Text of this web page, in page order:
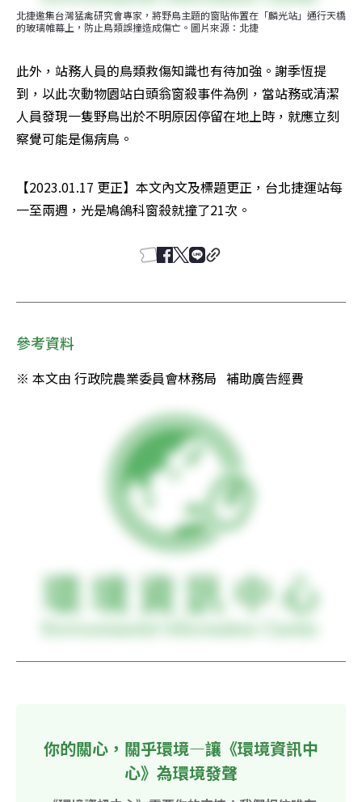
北捷邀集台灣猛禽研究會專家，將野鳥主題的窗貼佈置在「麟光站」通行天橋
的玻璃帷幕上，防止鳥類誤撞造成傷亡。圖片來源：北捷
此外，站務人員的鳥類救傷知識也有待加強。謝季恆提
到，以此次動物園站白頭翁窗殺事件為例，當站務或清潔
人員發現一隻野鳥出於不明原因停留在地上時，就應立刻
察覺可能是傷病鳥。
【2023.01.17 更正】本文內文及標題更正，台北捷運站每
一至兩週，光是鳩鴿科窗殺就撞了21次。
參考資料
※ 本文由 行政院農業委員會林務局   補助廣告經費
你的關心，關乎環境—讓《環境資訊中
心》為環境發聲